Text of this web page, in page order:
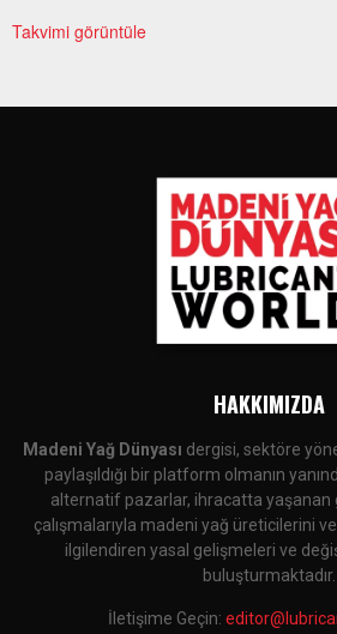
Takvimi görüntüle
HAKKIMIZDA
Madeni Yağ Dünyası dergisi, sektöre
paylaşıldığı bir platform olmanın
alternatif pazarlar, ihracatta yaşanan
çalışmalarıyla madeni yağ üreticilerini
ilgilendiren yasal gelişmeleri ve
buluşturmaktadır.
İletişime Geçin: